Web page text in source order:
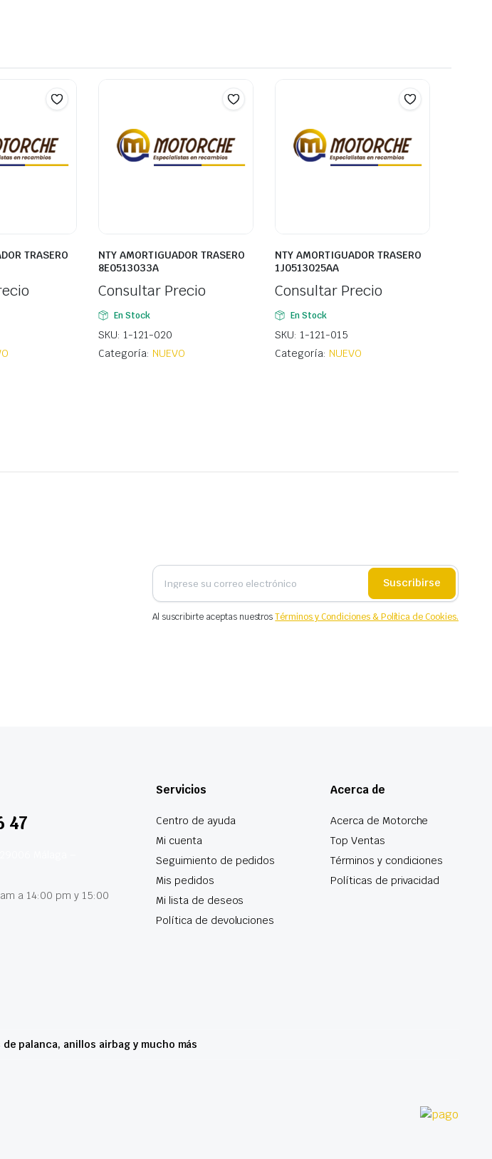
TRASERO
NTY AMORTIGUADOR TRASERO
8E0513033A
Consultar Precio
En Stock
SKU: 1-121-020
Categoría: NUEVO
NTY AMORTIGUADOR TRASERO
1J0513025AA
Consultar Precio
En Stock
SKU: 1-121-015
Categoría: NUEVO
Suscribirse
Al suscribirte aceptas nuestrosTérminos y Condiciones & Política de Cookies.
47
a 14:00 pm y 15:00
Servicios
Centro de ayuda
Mi cuenta
Seguimiento de pedidos
Mis pedidos
Mi lista de deseos
Política de devoluciones
Acerca de
Acerca de Motorche
Top Ventas
Términos y condiciones
Políticas de privacidad
palanca, anillos airbag y mucho más